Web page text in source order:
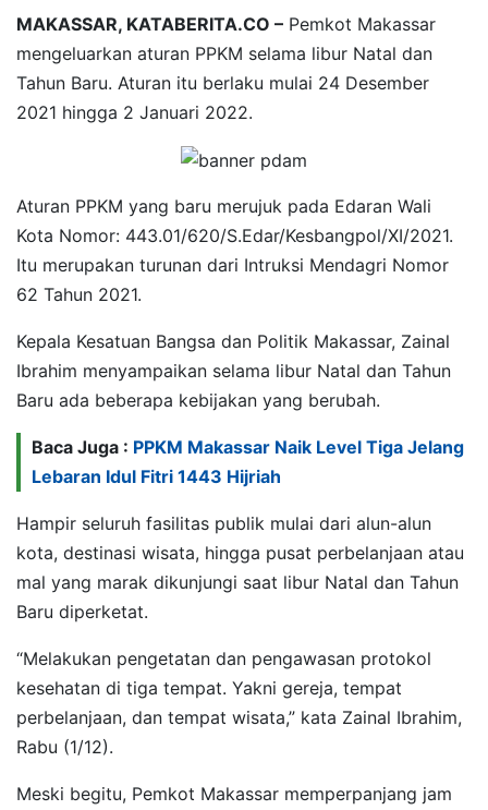
MAKASSAR, KATABERITA.CO – Pemkot Makassar
mengeluarkan aturan PPKM selama libur Natal dan
Tahun Baru. Aturan itu berlaku mulai 24 Desember
2021 hingga 2 Januari 2022.
Aturan PPKM yang baru merujuk pada Edaran Wali
Kota Nomor: 443.01/620/S.Edar/Kesbangpol/XI/2021.
Itu merupakan turunan dari Intruksi Mendagri Nomor
62 Tahun 2021.
Kepala Kesatuan Bangsa dan Politik Makassar, Zainal
Ibrahim menyampaikan selama libur Natal dan Tahun
Baru ada beberapa kebijakan yang berubah.
Baca Juga : PPKM Makassar Naik Level Tiga Jelang
Lebaran Idul Fitri 1443 Hijriah
Hampir seluruh fasilitas publik mulai dari alun-alun
kota, destinasi wisata, hingga pusat perbelanjaan atau
mal yang marak dikunjungi saat libur Natal dan Tahun
Baru diperketat.
“Melakukan pengetatan dan pengawasan protokol
kesehatan di tiga tempat. Yakni gereja, tempat
perbelanjaan, dan tempat wisata,” kata Zainal Ibrahim,
Rabu (1/12).
Meski begitu, Pemkot Makassar memperpanjang jam